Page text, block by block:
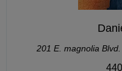
201 E. magnolia